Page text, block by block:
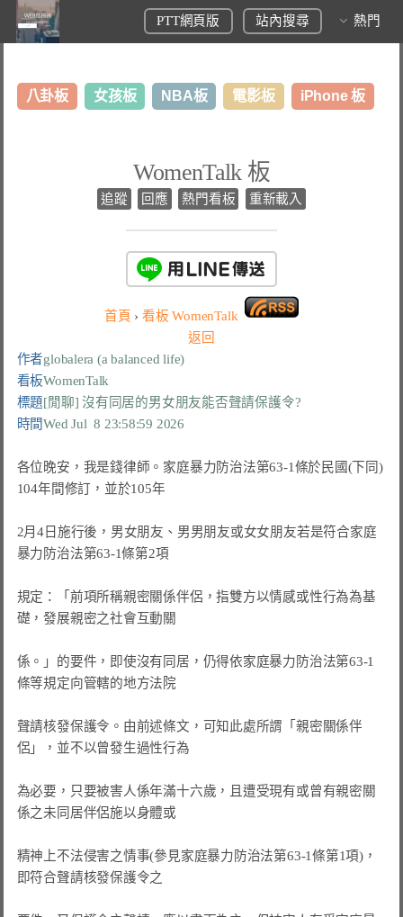
PTT網頁版 站內搜尋 熱門
八卦板 女孩板 NBA板 電影板 iPhone 板
WomenTalk 板
追蹤 回應 熱門看板 重新載入
首頁 › 看板WomenTalk
返回
作者globalera (a balanced life)
看板WomenTalk
標題[閒聊] 沒有同居的男女朋友能否聲請保護令?
時間Wed Jul  8 23:58:59 2026
各位晚安，我是錢律師。家庭暴力防治法第63-1條於民國(下同)
104年間修訂，並於105年
2月4日施行後，男女朋友、男男朋友或女女朋友若是符合家庭
暴力防治法第63-1條第2項
規定：「前項所稱親密關係伴侶，指雙方以情感或性行為為基
礎，發展親密之社會互動關
係。」的要件，即使沒有同居，仍得依家庭暴力防治法第63-1
條等規定向管轄的地方法院
聲請核發保護令。由前述條文，可知此處所謂「親密關係伴
侶」，並不以曾發生過性行為
為必要，只要被害人係年滿十六歲，且遭受現有或曾有親密關
係之未同居伴侶施以身體或
精神上不法侵害之情事(參見家庭暴力防治法第63-1條第1項)，
即符合聲請核發保護令之